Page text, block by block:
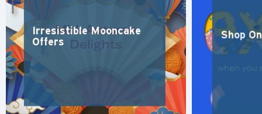
Irresistible Mooncake
Offers
Shop
H
Hongkong
wyspa Hongkong, Hong Kong
K